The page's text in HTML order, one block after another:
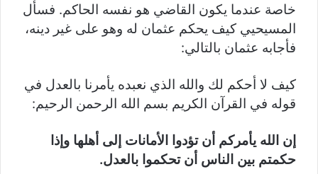
خاصة عندما يكون القاضي هو نفسه الحاكم. فسأل
المسيحيي كيف يحكم عثمان له وهو على غير دينه،
فأجابه عثمان بالتالي:
كيف لا أحكم لك والله الذي نعبده يأمرنا بالعدل في
قوله في القرآن الكريم بسم الله الرحمن الرحيم:
إن الله يأمركم أن تؤدوا الأمانات إلى أهلها وإذا
حكمتم بين الناس أن تحكموا بالعدل.